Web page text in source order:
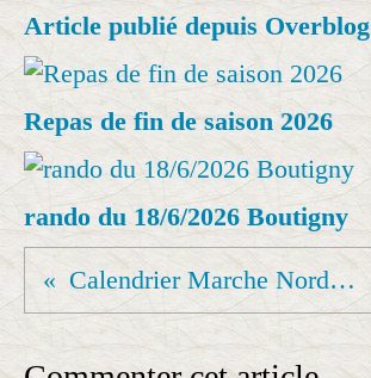
Article publié depuis Overblog
Repas de fin de saison 2026
rando du 18/6/2026 Boutigny
Calendrier Marche Nordique février 2025